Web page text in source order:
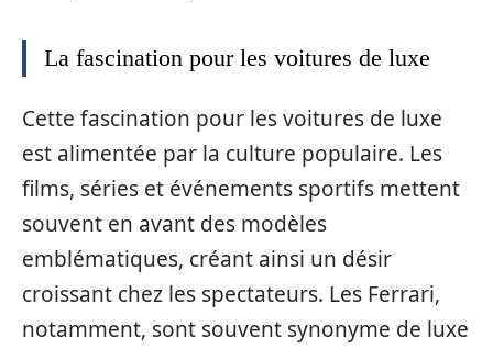
La fascination pour les voitures de luxe
Cette fascination pour les voitures de luxe
est alimentée par la culture populaire. Les
films, séries et événements sportifs mettent
souvent en avant des modèles
emblématiques, créant ainsi un désir
croissant chez les spectateurs. Les Ferrari,
notamment, sont souvent synonyme de luxe